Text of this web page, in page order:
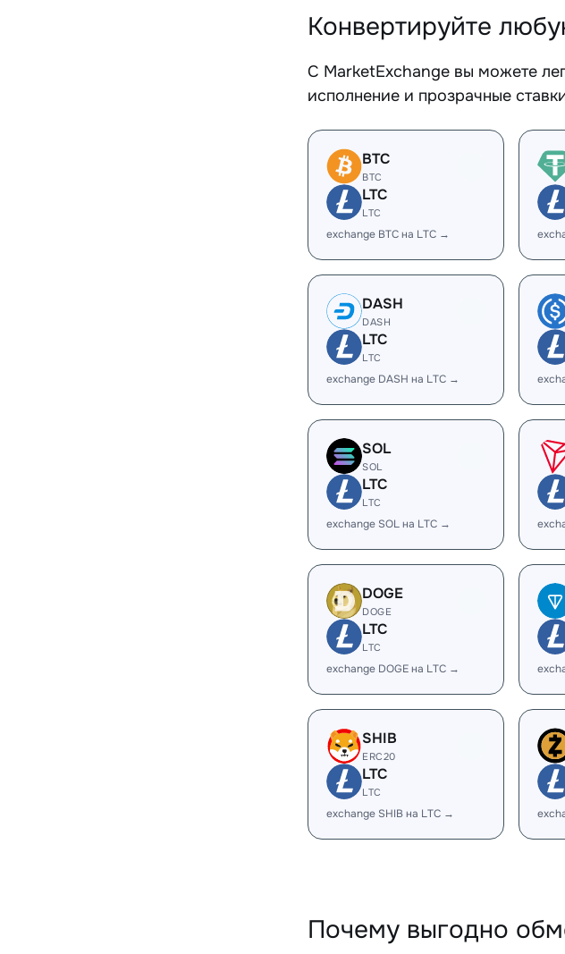
Конвертируйте
С MarketExchange вы можете
исполнение и прозрачные
BTC
BTC
LTC
LTC
exchange BTC на LTC →
DASH
DASH
LTC
LTC
exchange DASH на LTC →
SOL
SOL
LTC
LTC
exchange SOL на LTC →
DOGE
DOGE
LTC
LTC
exchange DOGE на LTC →
SHIB
ERC20
LTC
LTC
exchange SHIB на LTC →
Почему выгодно